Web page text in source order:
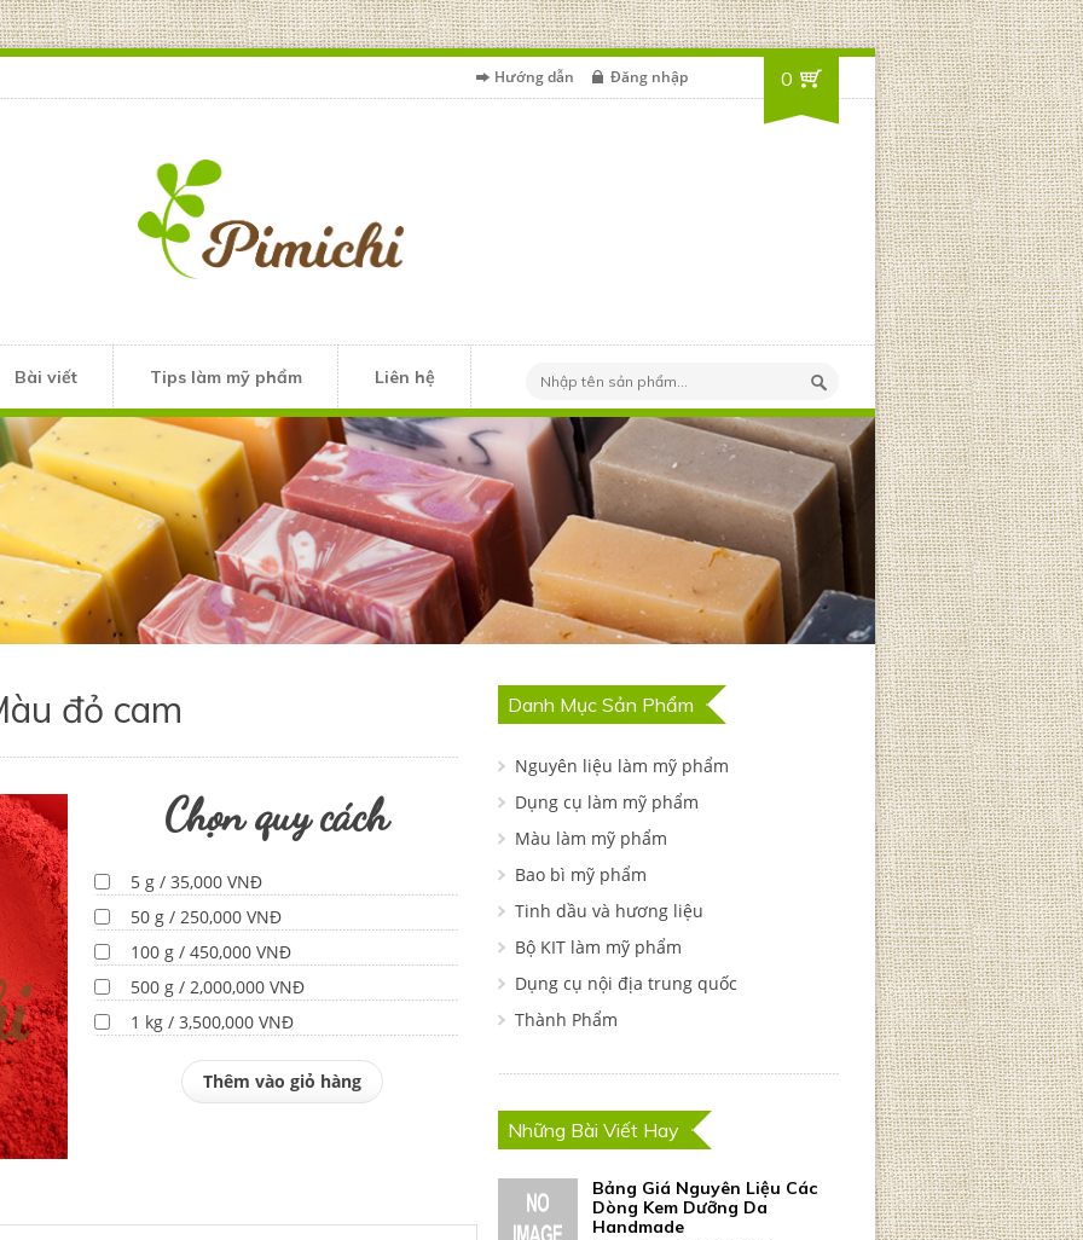
Hướng dẫn Đăng nhập 0
Bài viết Tips làm mỹ phẩm Liên hệ
đỏ cam
Chọn quy cách
5 g / 35,000 VNĐ
50 g / 250,000 VNĐ
100 g / 450,000 VNĐ
500 g / 2,000,000 VNĐ
1 kg / 3,500,000 VNĐ
Thêm vào giỏ hàng
Danh Mục Sản Phẩm
Nguyên liệu làm mỹ phẩm
Dụng cụ làm mỹ phẩm
Màu làm mỹ phẩm
Bao bì mỹ phẩm
Tinh dầu và hương liệu
Bộ KIT làm mỹ phẩm
Dụng cụ nội địa trung quốc
Thành Phẩm
Những Bài Viết Hay
Bảng Giá Nguyên Liệu Các
Dòng Kem Dưỡng Da
Handmade